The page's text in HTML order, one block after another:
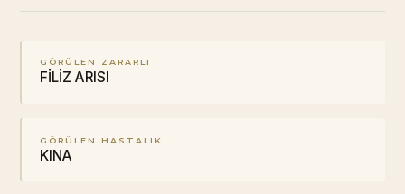
GÖRÜLEN ZARARLI
FİLİZ ARISI
GÖRÜLEN HASTALIK
KINA